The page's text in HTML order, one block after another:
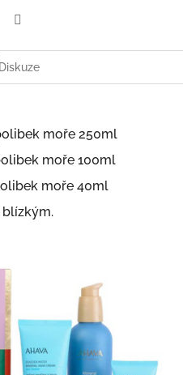
Diskuze
moře 250ml
moře 100ml
moře 40ml